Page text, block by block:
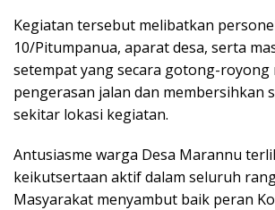
Kegiatan tersebut melibatkan
10/Pitumpanua, aparat desa, serta
setempat yang secara gotong-royong
pengerasan jalan dan membersihkan
sekitar lokasi kegiatan.
Antusiasme warga Desa Marannu
keikutsertaan aktif dalam seluruh
Masyarakat menyambut baik peran